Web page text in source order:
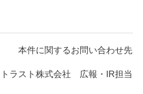
本件に関するお問い合わせ先
ラスト株式会社 広報・IR担当